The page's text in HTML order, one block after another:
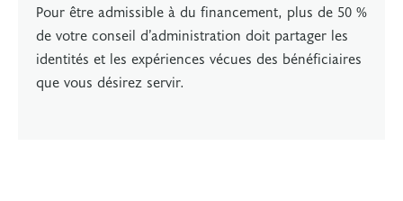
Pour être admissible à du financement, plus de 50 %
de votre conseil d’administration doit partager les
identités et les expériences vécues des bénéficiaires
que vous désirez servir.